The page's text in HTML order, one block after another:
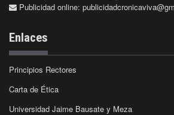
Publicidad online:
Enlaces
Principios Rectores
Carta de Ética
Universidad Jaime Bausate y Meza